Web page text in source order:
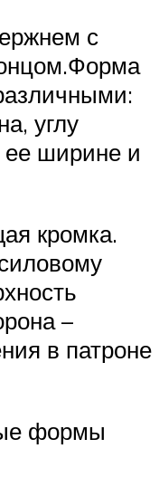
с
углу
ее ширине и
кромка.
–
в патроне
формы